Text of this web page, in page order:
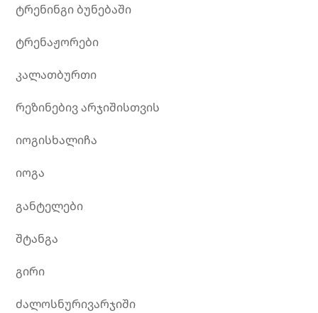
ტრენინგი ბუნებაში
ტრენაჟორები
კალათბურთი
რეზინებივ არჯიშისთვის
იოგისხალიჩა
იოგა
განტელები
შტანგა
გირი
ძალოსნურივარჯიში